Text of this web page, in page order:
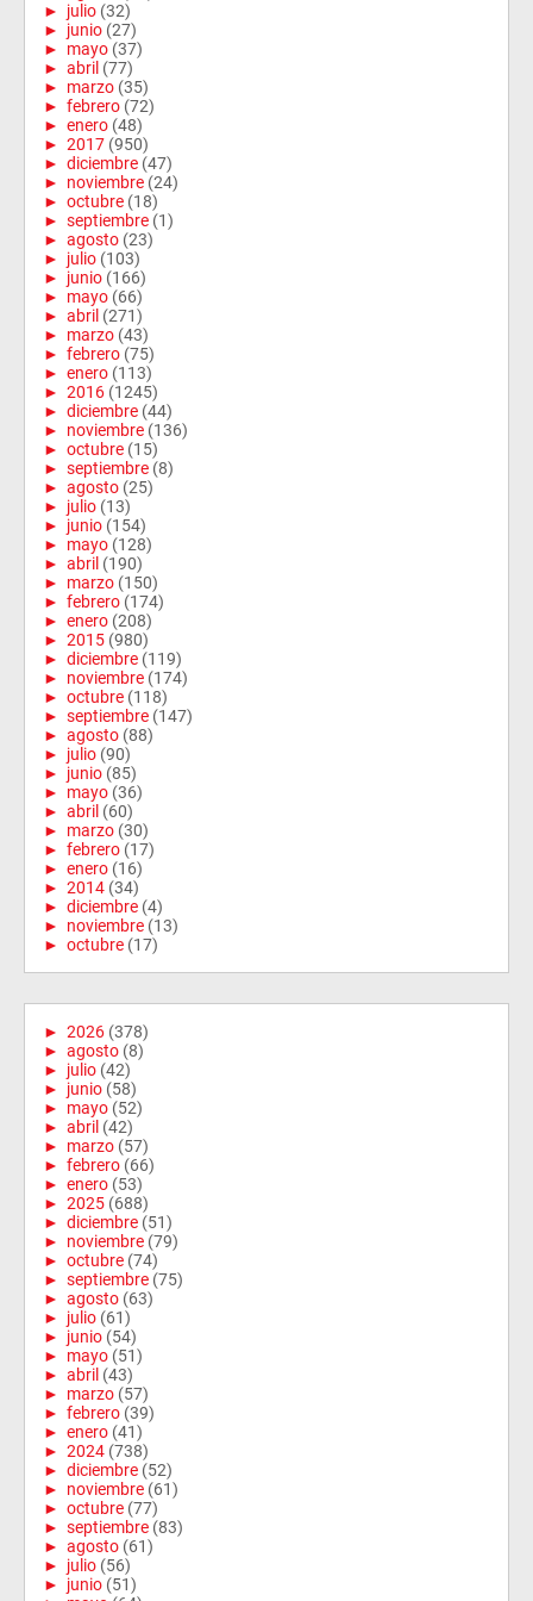
► julio (32)
► junio (27)
► mayo (37)
► abril (77)
► marzo (35)
► febrero (72)
► enero (48)
► 2017 (950)
► diciembre (47)
► noviembre (24)
► octubre (18)
► septiembre (1)
► agosto (23)
► julio (103)
► junio (166)
► mayo (66)
► abril (271)
► marzo (43)
► febrero (75)
► enero (113)
► 2016 (1245)
► diciembre (44)
► noviembre (136)
► octubre (15)
► septiembre (8)
► agosto (25)
► julio (13)
► junio (154)
► mayo (128)
► abril (190)
► marzo (150)
► febrero (174)
► enero (208)
► 2015 (980)
► diciembre (119)
► noviembre (174)
► octubre (118)
► septiembre (147)
► agosto (88)
► julio (90)
► junio (85)
► mayo (36)
► abril (60)
► marzo (30)
► febrero (17)
► enero (16)
► 2014 (34)
► diciembre (4)
► noviembre (13)
► octubre (17)
► 2026 (378)
► agosto (8)
► julio (42)
► junio (58)
► mayo (52)
► abril (42)
► marzo (57)
► febrero (66)
► enero (53)
► 2025 (688)
► diciembre (51)
► noviembre (79)
► octubre (74)
► septiembre (75)
► agosto (63)
► julio (61)
► junio (54)
► mayo (51)
► abril (43)
► marzo (57)
► febrero (39)
► enero (41)
► 2024 (738)
► diciembre (52)
► noviembre (61)
► octubre (77)
► septiembre (83)
► agosto (61)
► julio (56)
► junio (51)